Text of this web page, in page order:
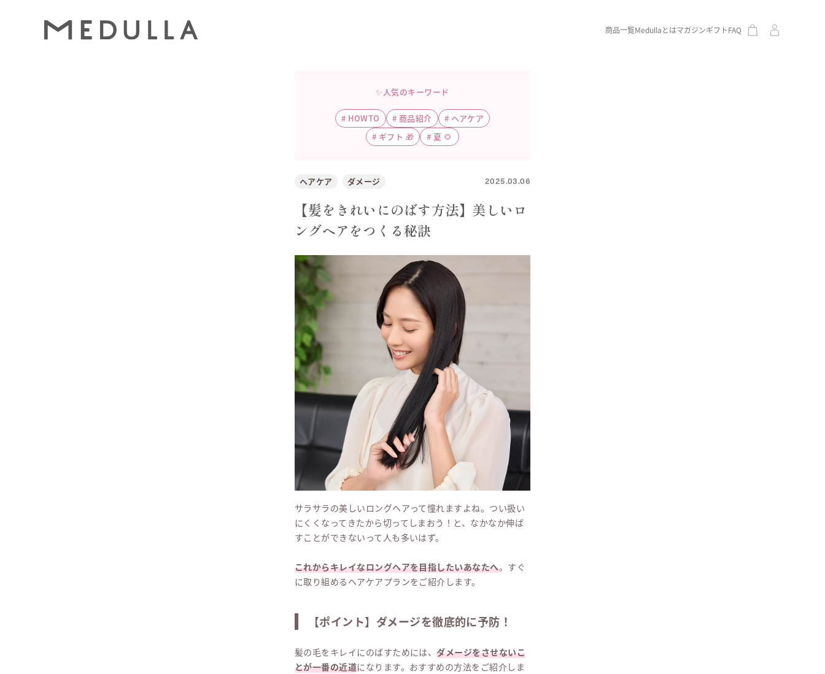
商品一覧MedullaとはマガジンギフトFAQ
✨人気のキーワード
# HOWTO # 商品紹介 # ヘアケア
# ギフト 🎁 # 夏 🌻
ヘアケア ダメージ 2025.03.06
【髪をきれいにのばす方法】美しいロ
ングヘアをつくる秘訣
サラサラの美しいロングヘアって憧れますよね。つい扱い
にくくなってきたから切ってしまおう！と、なかなか伸ば
すことができないって人も多いはず。
これからキレイなロングヘアを目指したいあなたへ。すぐ
に取り組めるヘアケアプランをご紹介します。
【ポイント】ダメージを徹底的に予防！
髪の毛をキレイにのばすためには、ダメージをさせないこ
とが一番の近道になります。おすすめの方法をご紹介しま